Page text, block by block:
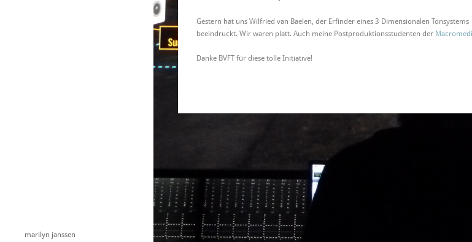
Gestern hat uns Wilfried van Baelen, der Erfinder eines 3 Dimensionalen
beeindruckt. Wir waren platt. Auch meine Postproduktionsstudenten der
Danke BVFT für diese tolle Initiative!
marilyn janssen